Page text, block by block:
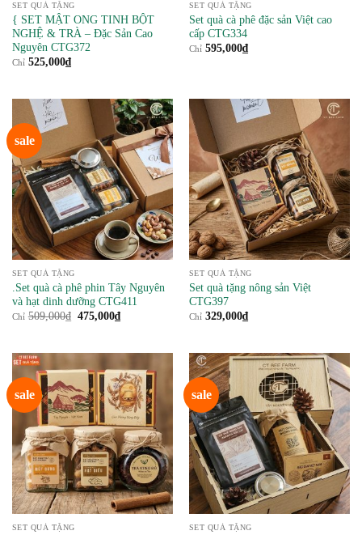
SET QUÀ TẶNG
{ SET MẬT ONG TINH BỘT
NGHỆ & TRÀ – Đặc Sản Cao
Nguyên CTG372
Chỉ 525,000₫
SET QUÀ TẶNG
Set quà cà phê đặc sản Việt cao
cấp CTG334
Chỉ 595,000₫
sale
SET QUÀ TẶNG
.Set quà cà phê phin Tây Nguyên
và hạt dinh dưỡng CTG411
Chỉ 509,000₫ Giá
475,000₫Giá
SET QUÀ TẶNG
Set quà tặng nông sản Việt
CTG397
Chỉ 329,000₫
sale
SET QUÀ TẶNG
sale
SET QUÀ TẶNG